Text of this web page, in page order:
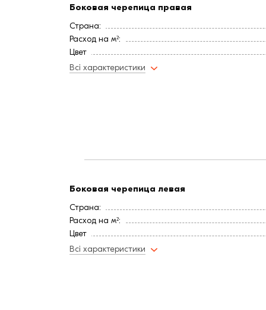
Боковая черепица правая
Страна:
Расход на м²:
Цвет
Покрытие
Всі характеристики
Боковая черепица левая
Страна:
Расход на м²:
Цвет
Покрытие
Всі характеристики